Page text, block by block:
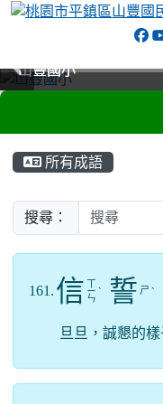
山豐國小
山豐國小
山豐國小
山豐國小
所有成語
搜尋：
161. 信 ㄧ
ㄣ
ˋ 誓 ㄕ ˋ
旦旦，誠懇的